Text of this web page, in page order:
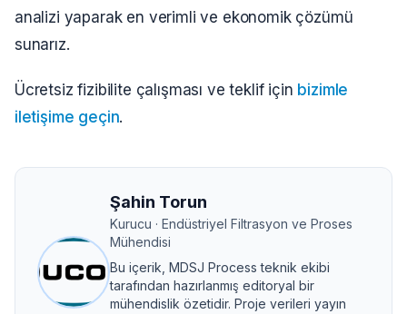
analizi yaparak en verimli ve ekonomik çözümü
sunarız.
Ücretsiz fizibilite çalışması ve teklif için bizimle
iletişime geçin.
Şahin Torun
Kurucu · Endüstriyel Filtrasyon ve Proses
Mühendisi
Bu içerik, MDSJ Process teknik ekibi
tarafından hazırlanmış editoryal bir
mühendislik özetidir. Proje verileri yayın